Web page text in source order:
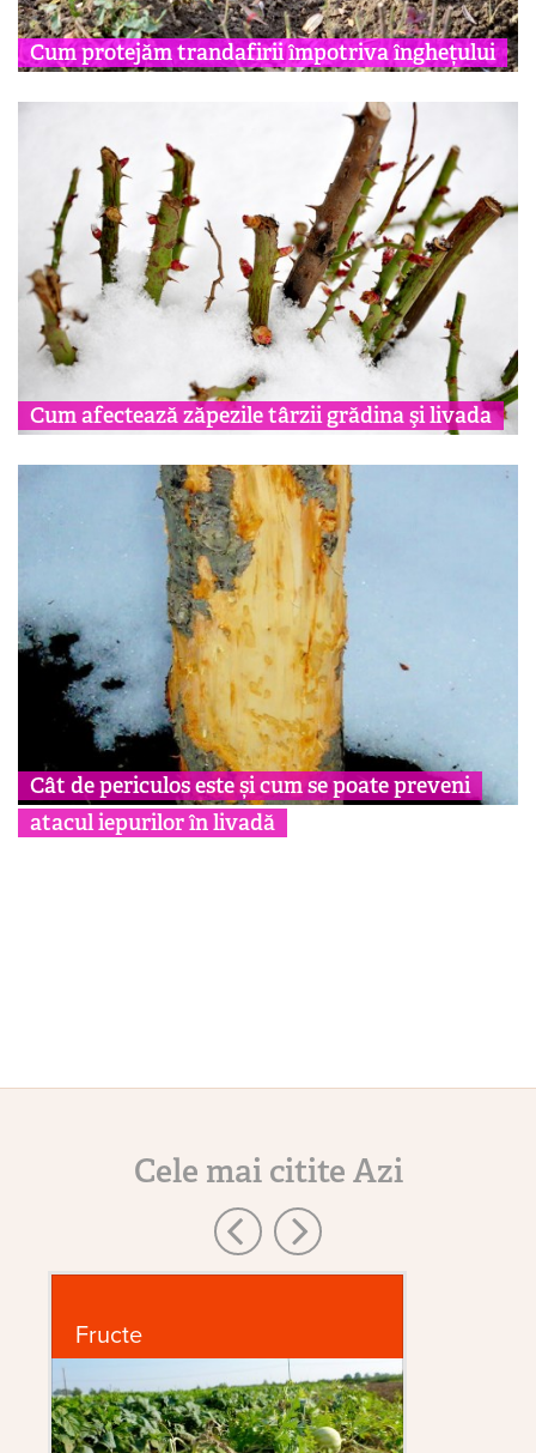
Cum protejăm trandafirii împotriva înghețului
Cum afectează zăpezile târzii grădina şi livada
Cât de periculos este și cum se poate preveni
atacul iepurilor în livadă
Cele mai citite Azi
Fructe